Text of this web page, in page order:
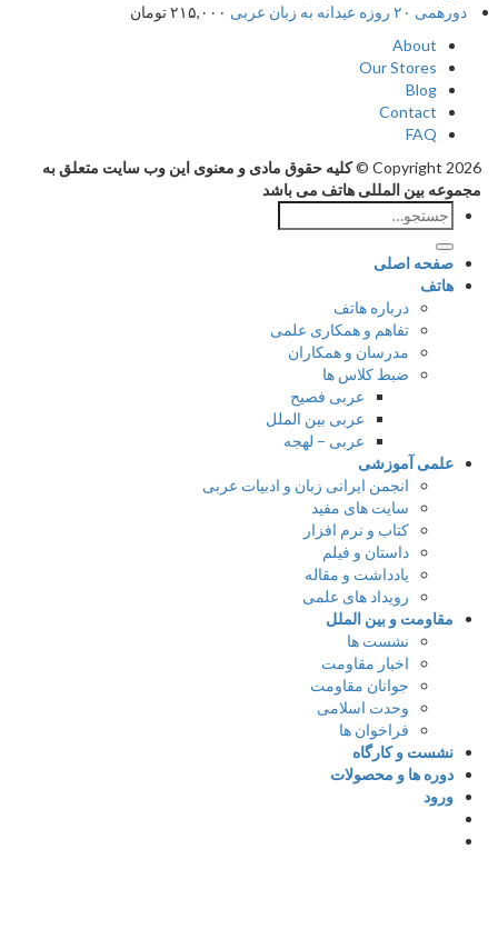
دورهمی ۲۰ روزه عیدانه به زبان عربی
۲۱۵,۰۰۰ تومان
About
Our Stores
Blog
Contact
FAQ
Copyright 2026 ©
کلیه حقوق مادی و معنوی این وب سایت متعلق به
مجموعه بین المللی هاتف می باشد
جستجو
برای:
صفحه اصلی
هاتف
درباره هاتف
تفاهم و همکاری علمی
مدرسان و همکاران
ضبط کلاس ها
عربی فصیح
عربی بین الملل
عربی – لهجه
علمی آموزشی
انجمن ایرانی زبان و ادبیات عربی
سایت های مفید
کتاب و نرم افزار
داستان و فیلم
یادداشت و مقاله
رویداد های علمی
مقاومت و بین الملل
نشست ها
اخبار مقاومت
جوانان مقاومت
وحدت اسلامی
فراخوان ها
نشست و کارگاه
دوره ها و محصولات
ورود